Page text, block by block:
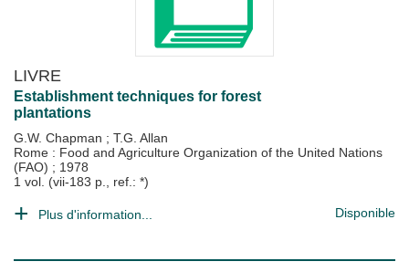
LIVRE
Establishment techniques for forest
plantations
G.W. Chapman ; T.G. Allan
Rome : Food and Agriculture Organization of the United Nations
(FAO) ; 1978
1 vol. (vii-183 p., ref.: *)
Plus d'information... Disponible